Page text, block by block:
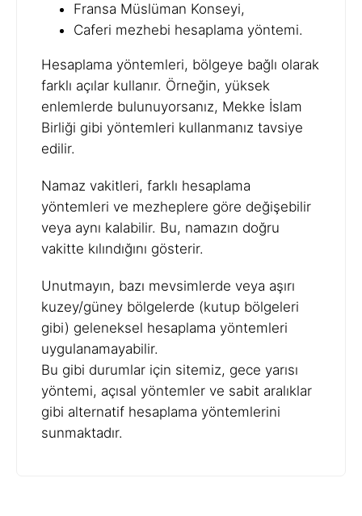
Fransa Müslüman Konseyi,
Caferi mezhebi hesaplama yöntemi.
Hesaplama yöntemleri, bölgeye bağlı olarak
farklı açılar kullanır. Örneğin, yüksek
enlemlerde bulunuyorsanız, Mekke İslam
Birliği gibi yöntemleri kullanmanız tavsiye
edilir.
Namaz vakitleri, farklı hesaplama
yöntemleri ve mezheplere göre değişebilir
veya aynı kalabilir. Bu, namazın doğru
vakitte kılındığını gösterir.
Unutmayın, bazı mevsimlerde veya aşırı
kuzey/güney bölgelerde (kutup bölgeleri
gibi) geleneksel hesaplama yöntemleri
uygulanamayabilir.
Bu gibi durumlar için sitemiz, gece yarısı
yöntemi, açısal yöntemler ve sabit aralıklar
gibi alternatif hesaplama yöntemlerini
sunmaktadır.